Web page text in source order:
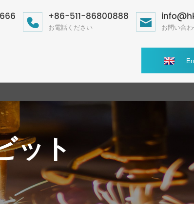
+86-511-86800888
お電話ください お問い合
ット